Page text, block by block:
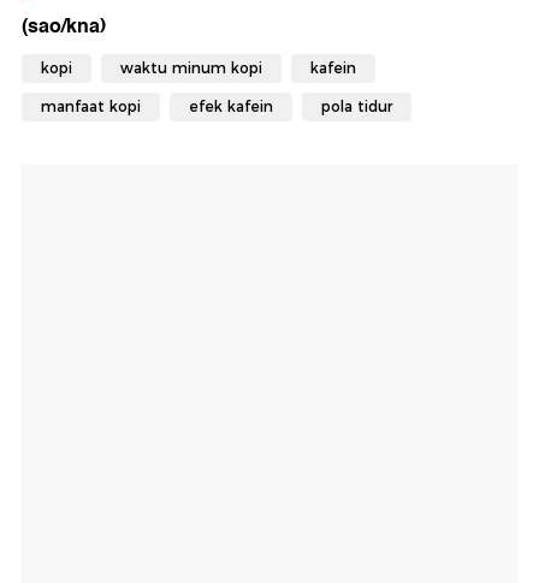
(sao/kna)
kopi waktu minum kopi kafein
manfaat kopi efek kafein pola tidur